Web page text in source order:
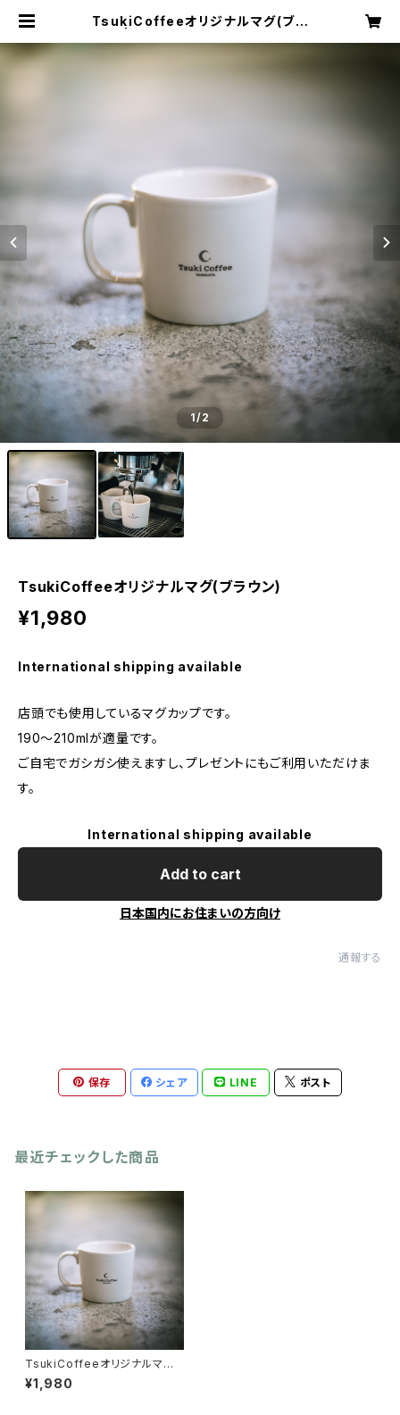
TsukiCoffeeオリジナルマグ(ブラ
1/2
TsukiCoffeeオリジナルマグ(ブラウン)
¥1,980
International shipping available
店頭でも使用しているマグカップです。
190〜210mlが適量です。
ご自宅でガシガシ使えますし、プレゼントにもご利用いただけま
す。
International shipping available
Add to cart
日本国内にお住まいの方向け
通報する
保存 シェア LINE ポスト
最近チェックした商品
TsukiCoffeeオリジナルマグ
(ブラウン)
¥1,980